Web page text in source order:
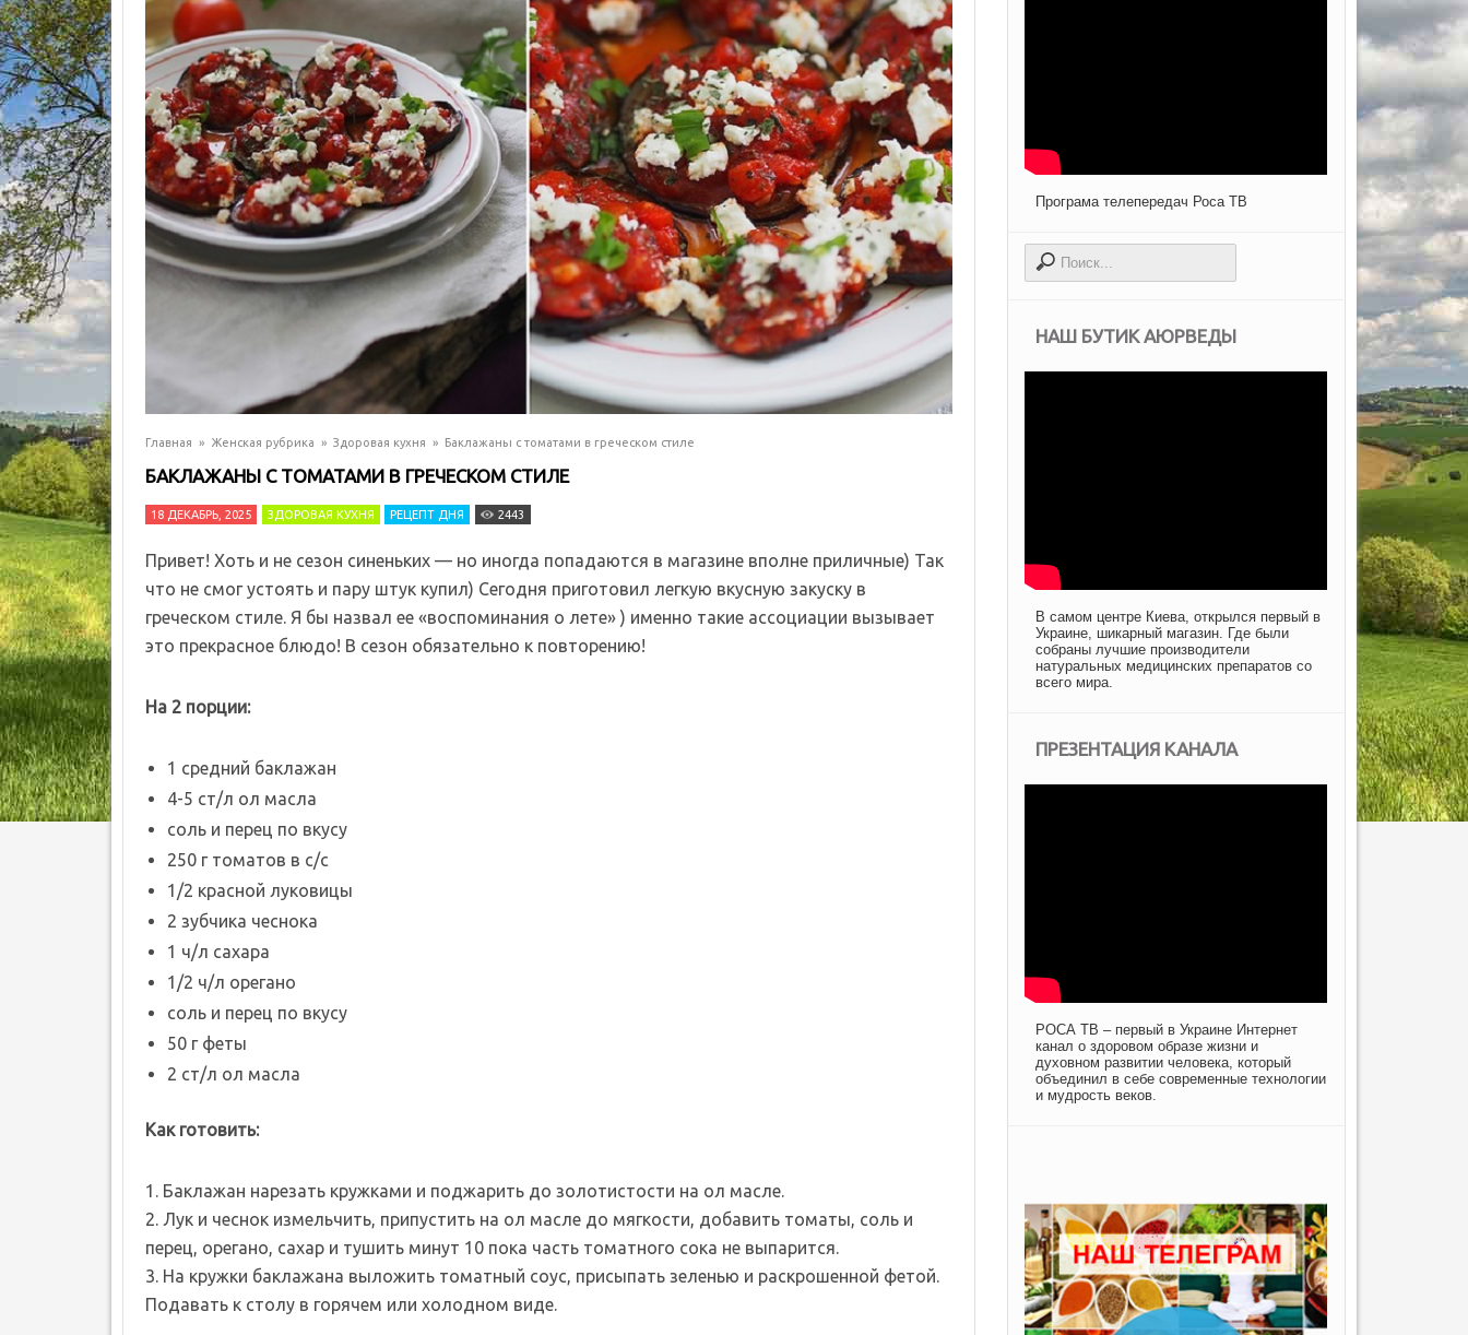
Главная » Женская рубрика » Здоровая кухня » Баклажаны с томатами в греческом стиле
БАКЛАЖАНЫ С ТОМАТАМИ В ГРЕЧЕСКОМ СТИЛЕ
18 ДЕКАБРЬ, 2025 ЗДОРОВАЯ КУХНЯ РЕЦЕПТ ДНЯ 2443
Привет! Хоть и не сезон синеньких — но иногда попадаются в магазине вполне приличные) Так
что не смог устоять и пару штук купил) Сегодня приготовил легкую вкусную закуску в
греческом стиле. Я бы назвал ее «воспоминания о лете» ) именно такие ассоциации вызывает
это прекрасное блюдо! В сезон обязательно к повторению!
На 2 порции:
1 средний баклажан
4-5 ст/л ол масла
соль и перец по вкусу
250 г томатов в с/с
1/2 красной луковицы
2 зубчика чеснока
1 ч/л сахара
1/2 ч/л орегано
соль и перец по вкусу
50 г феты
2 ст/л ол масла
Как готовить:
1. Баклажан нарезать кружками и поджарить до золотистости на ол масле.
2. Лук и чеснок измельчить, припустить на ол масле до мягкости, добавить томаты, соль и
перец, орегано, сахар и тушить минут 10 пока часть томатного сока не выпарится.
3. На кружки баклажана выложить томатный соус, присыпать зеленью и раскрошенной фетой.
Подавать к столу в горячем или холодном виде.
Програма телепередач Роса ТВ
НАШ БУТИК АЮРВЕДЫ
В самом центре Киева, открылся первый в
Украине, шикарный магазин. Где были
собраны лучшие производители
натуральных медицинских препаратов со
всего мира.
ПРЕЗЕНТАЦИЯ КАНАЛА
РОСА ТВ – первый в Украине Интернет
канал о здоровом образе жизни и
духовном развитии человека, который
объединил в себе современные технологии
и мудрость веков.